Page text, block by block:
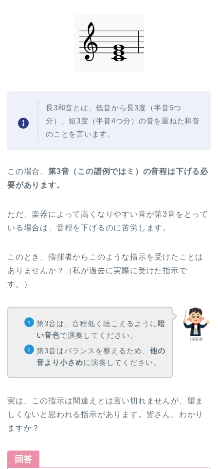
長3和音とは、低音から長3度（半音5つ
分）、短3度（半音4つ分）の音を重ねた和音
のことを言います。
この場合、 第3音（この譜例ではミ）の音程は下げる必
要があります。
ただ、楽器によって高くなりやすい音が第3音をとって
いる場合は、音程を下げるのに苦労します。
このとき、指揮者からこのような指示を受けたことは
ありませんか？（私が過去に実際に受けた指示で
す。）
指揮者
第3音は、音程低く聴こえるように 暗
い音色で演奏してください。
第3音はバランスを整えるため、 他の
音より小さめに演奏してください。
実は、この指示は間違えとは言い切れませんが、望ま
しくないと思われる指示があります。皆さん、わかり
ますか？
回答